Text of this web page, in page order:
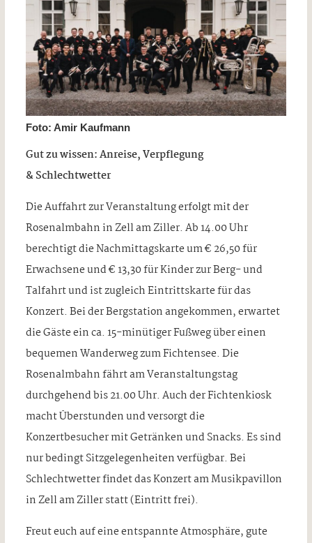
Foto: Amir Kaufmann
Gut zu wissen: Anreise, Verpflegung
& Schlechtwetter
Die Auffahrt zur Veranstaltung erfolgt mit der
Rosenalmbahn in Zell am Ziller. Ab 14.00 Uhr
berechtigt die Nachmittagskarte um € 26,50 für
Erwachsene und € 13,30 für Kinder zur Berg- und
Talfahrt und ist zugleich Eintrittskarte für das
Konzert. Bei der Bergstation angekommen, erwartet
die Gäste ein ca. 15-minütiger Fußweg über einen
bequemen Wanderweg zum Fichtensee. Die
Rosenalmbahn fährt am Veranstaltungstag
durchgehend bis 21.00 Uhr. Auch der Fichtenkiosk
macht Überstunden und versorgt die
Konzertbesucher mit Getränken und Snacks. Es sind
nur bedingt Sitzgelegenheiten verfügbar. Bei
Schlechtwetter findet das Konzert am Musikpavillon
in Zell am Ziller statt (Eintritt frei).
Freut euch auf eine entspannte Atmosphäre, gute